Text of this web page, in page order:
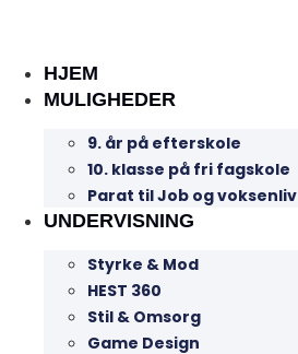
HJEM
MULIGHEDER
9. år på efterskole
10. klasse på fri fagskole
Parat til Job og voksenliv
UNDERVISNING
Styrke & Mod
HEST 360
Stil & Omsorg
Game Design